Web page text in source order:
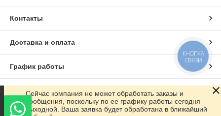
Контакты
Доставка и оплата
График работы
Полная версия сайта
Сейчас компания не может обработать заказы и
сообщения, поскольку по ее графику работы сегодня
выходной. Ваша заявка будет обработана в ближайший
КНОПКА
СВЯЗИ